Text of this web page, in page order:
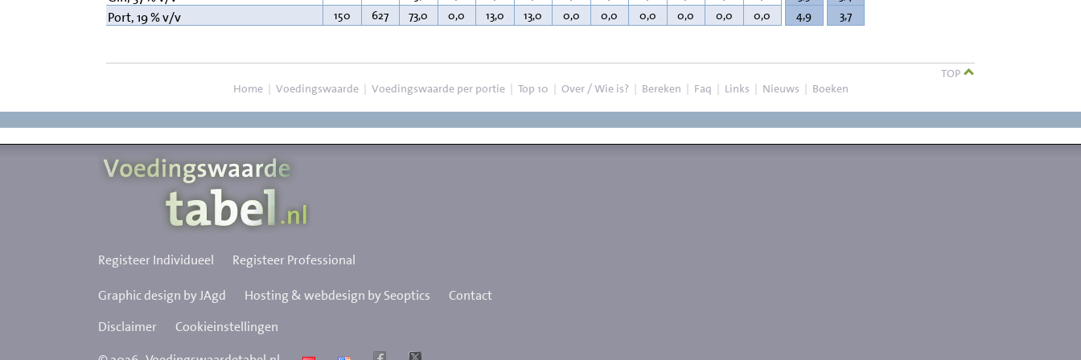
Port, 19 % v/v 150 627 73,0 0,0 13,0 13,0 0,0 0,0 0,0 0,0 0,0 0,0 4,9 3,7
TOP
Home | Voedingswaarde | Voedingswaarde per portie | Top 10 | Over / Wie is? | Bereken | Faq | Links | Nieuws | Boeken
Registeer Individueel Registeer Professional
Graphic design by JAgd Hosting & webdesign by Seoptics
Contact
Disclaimer
Cookieinstellingen